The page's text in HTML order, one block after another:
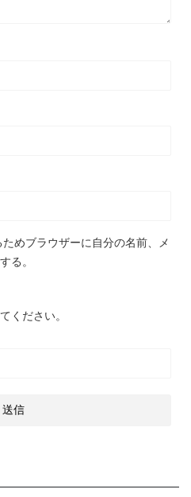
めブラウザーに自分の名前、メ
る。
ください。